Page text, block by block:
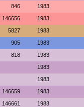
846 1983
146656 1983
5827 1983
905 1983
818 1983
1983
1983
146659 1983
146661 1983